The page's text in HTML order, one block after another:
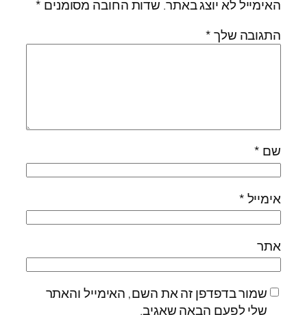
האימייל לא יוצג באתר. שדות החובה מסומנים *
התגובה שלך*
שם *
אימייל*
אתר
שמור בדפדפן זה את השם, האימייל והאתר
שלי לפעם הבאה שאגיב.